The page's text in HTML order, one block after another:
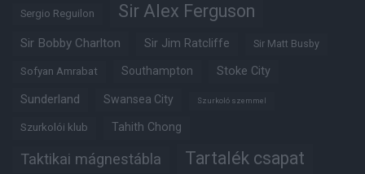
Sergio Reguilon Sir Alex Ferguson
Sir Bobby Charlton Sir Jim Ratcliffe Sir Matt Busby
Sofyan Amrabat Southampton Stoke City
Sunderland Swansea City Szurkoló szemmel
Szurkolói klub Tahith Chong
Taktikai mágnestábla Tartalék csapat